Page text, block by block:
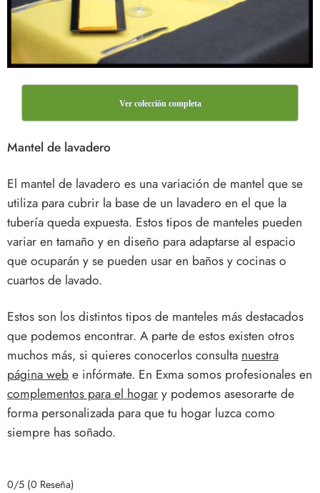
Ver colección completa
Mantel de lavadero
El mantel de lavadero es una variación de mantel que se
utiliza para cubrir la base de un lavadero en el que la
tubería queda expuesta. Estos tipos de manteles pueden
variar en tamaño y en diseño para adaptarse al espacio
que ocuparán y se pueden usar en baños y cocinas o
cuartos de lavado.
Estos son los distintos tipos de manteles más destacados
que podemos encontrar. A parte de estos existen otros
muchos más, si quieres conocerlos consulta nuestra
página webe infórmate. En Exma somos profesionales en
complementos para el hogary podemos asesorarte de
forma personalizada para que tu hogar luzca como
siempre has soñado.
0/5 (0 Reseña)